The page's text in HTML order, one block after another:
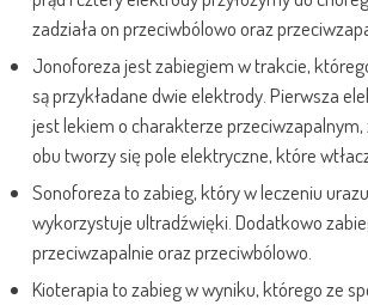
zadziała on przeciwbólowo oraz
Jonoforeza jest zabiegiem w trakcie,
są przykładane dwie elektrody. Pierwsza
jest lekiem o charakterze
obu tworzy się pole elektryczne, które
Sonoforeza to zabieg, który w leczeniu
wykorzystuje ultradźwięki. Dodatkowo
przeciwzapalnie oraz przeciwbólowo.
Kioterapia to zabieg w wyniku, którego ze